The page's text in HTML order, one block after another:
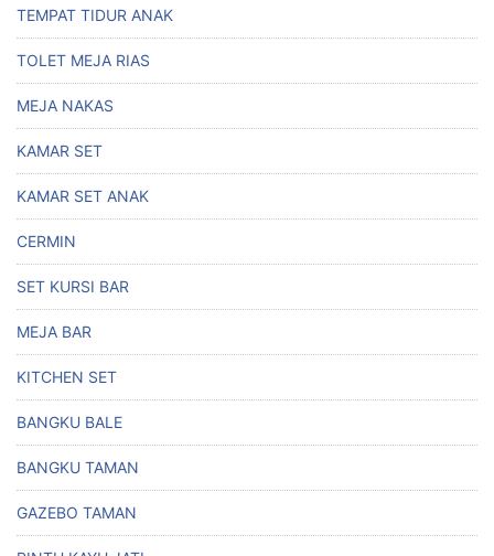
TEMPAT TIDUR ANAK
TOLET MEJA RIAS
MEJA NAKAS
KAMAR SET
KAMAR SET ANAK
CERMIN
SET KURSI BAR
MEJA BAR
KITCHEN SET
BANGKU BALE
BANGKU TAMAN
GAZEBO TAMAN